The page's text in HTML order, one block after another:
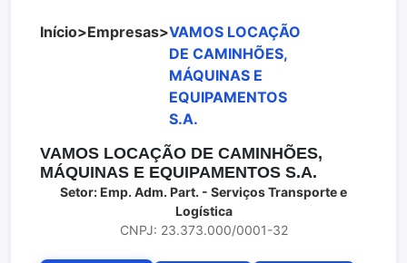
Início>Empresas>VAMOS LOCAÇÃO
DE CAMINHÕES,
MÁQUINAS E
EQUIPAMENTOS
S.A.
VAMOS LOCAÇÃO DE CAMINHÕES,
MÁQUINAS E EQUIPAMENTOS S.A.
Setor: Emp. Adm. Part. - Serviços Transporte e
Logística
CNPJ: 23.373.000/0001-32